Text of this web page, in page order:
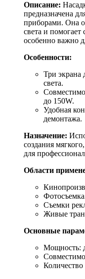
Описание:
предназначена
приборами. Она
света и помогает
особенно важно
Особенности:
Три экрана
света.
до 150W.
Удобная
демонтажа.
Назначение:
создания
для
Области
Съемки
Живые
Основные
Мощность:
Количество